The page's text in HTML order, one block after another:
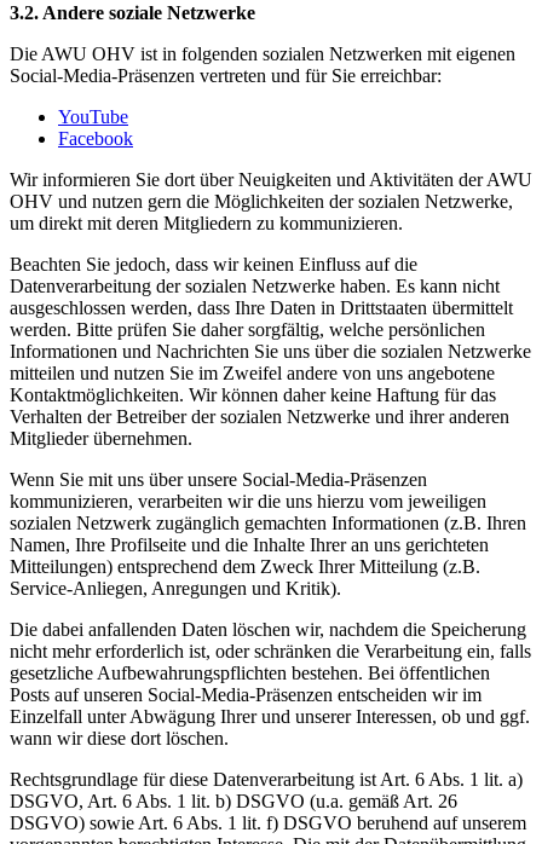
3.2. Andere soziale Netzwerke
Die AWU OHV ist in folgenden sozialen Netzwerken mit eigenen
Social-Media-Präsenzen vertreten und für Sie erreichbar:
YouTube
Facebook
Wir informieren Sie dort über Neuigkeiten und Aktivitäten der AWU
OHV und nutzen gern die Möglichkeiten der sozialen Netzwerke,
um direkt mit deren Mitgliedern zu kommunizieren.
Beachten Sie jedoch, dass wir keinen Einfluss auf die
Datenverarbeitung der sozialen Netzwerke haben. Es kann nicht
ausgeschlossen werden, dass Ihre Daten in Drittstaaten übermittelt
werden. Bitte prüfen Sie daher sorgfältig, welche persönlichen
Informationen und Nachrichten Sie uns über die sozialen Netzwerke
mitteilen und nutzen Sie im Zweifel andere von uns angebotene
Kontaktmöglichkeiten. Wir können daher keine Haftung für das
Verhalten der Betreiber der sozialen Netzwerke und ihrer anderen
Mitglieder übernehmen.
Wenn Sie mit uns über unsere Social-Media-Präsenzen
kommunizieren, verarbeiten wir die uns hierzu vom jeweiligen
sozialen Netzwerk zugänglich gemachten Informationen (z.B. Ihren
Namen, Ihre Profilseite und die Inhalte Ihrer an uns gerichteten
Mitteilungen) entsprechend dem Zweck Ihrer Mitteilung (z.B.
Service-Anliegen, Anregungen und Kritik).
Die dabei anfallenden Daten löschen wir, nachdem die Speicherung
nicht mehr erforderlich ist, oder schränken die Verarbeitung ein, falls
gesetzliche Aufbewahrungspflichten bestehen. Bei öffentlichen
Posts auf unseren Social-Media-Präsenzen entscheiden wir im
Einzelfall unter Abwägung Ihrer und unserer Interessen, ob und ggf.
wann wir diese dort löschen.
Rechtsgrundlage für diese Datenverarbeitung ist Art. 6 Abs. 1 lit. a)
DSGVO, Art. 6 Abs. 1 lit. b) DSGVO (u.a. gemäß Art. 26
DSGVO) sowie Art. 6 Abs. 1 lit. f) DSGVO beruhend auf unserem